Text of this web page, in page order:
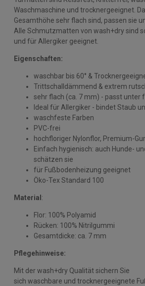
Waschmaschine und trocknergeeignet.
Gesamthöhe sehr flach sind, passen sie
Alle Schmutzmatten von wash+dry sind
und für Allergiker geeignet.
Eigenschaften:
waschbar bis 60° &
Trittschalldämmend & extrem
sehr flach (ca. 7 mm) - passt unter
Ideal für Allergiker - bindet Staub
waschfeste Farben
PVC-frei
hochfloriger Nylonflor, Premium-
Einfach hygienisch: auch Hunde-
schätzen sie
für Fußbodenheizung geeignet
Öko-Tex Standard 100
Material :
Flor: 100% Polyamid
Rücken: 100% Nitrilgummi
Gesamtdicke: ca. 7 mm
Pflegehinweise:
Mit der wash+dry Qualität sichern Sie
sich waschbare und trocknergeeignete